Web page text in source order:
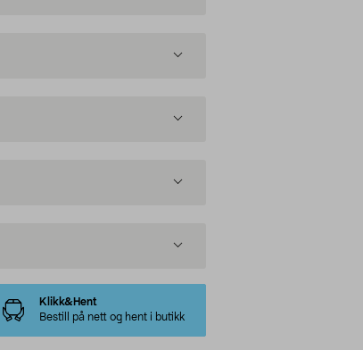
Klikk&Hent
Bestill på nett og hent i butikk